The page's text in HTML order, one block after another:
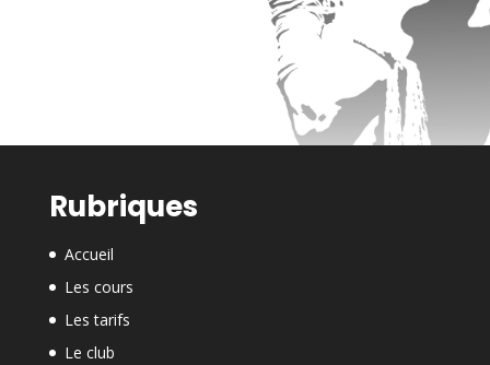
Rubriques
Accueil
Les cours
Les tarifs
Le club